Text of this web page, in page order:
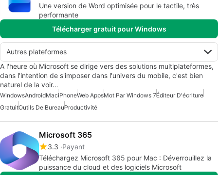
Une version de Word optimisée pour le tactile, très
performante
Télécharger gratuit pour Windows
Autres plateformes
A l'heure où Microsoft se dirige vers des solutions multiplateformes,
dans l'intention de s'imposer dans l'univers du mobile, c'est bien
naturel de la voir…
WindowsAndroidMaciPhoneWeb AppsMot Par Windows 7Éditeur D'écriture
GratuitOutils De BureauProductivité
Microsoft 365
3.3 Payant
Téléchargez Microsoft 365 pour Mac : Déverrouillez la
puissance du cloud et des logiciels Microsoft